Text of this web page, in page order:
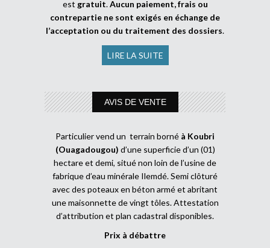
est gratuit.Aucun paiement, frais ou
contrepartie ne sont exigés en échange de
l’acceptation ou du traitement des dossiers.
LIRE LA SUITE
AVIS DE VENTE
Particulier vend un terrain borné à Koubri
(Ouagadougou) d’une superficie d’un (01)
hectare et demi, situé non loin de l’usine de
fabrique d’eau minérale Ilemdé. Semi clôturé
avec des poteaux en béton armé et abritant
une maisonnette de vingt tôles. Attestation
d’attribution et plan cadastral disponibles.
Prix à débattre